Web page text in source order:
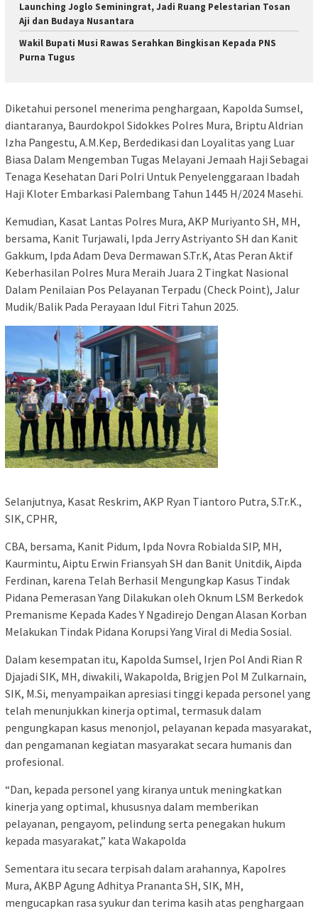
Launching Joglo Seminingrat, Jadi Ruang Pelestarian Tosan
Aji dan Budaya Nusantara
Wakil Bupati Musi Rawas Serahkan Bingkisan Kepada PNS
Purna Tugus
Diketahui personel menerima penghargaan, Kapolda Sumsel,
diantaranya, Baurdokpol Sidokkes Polres Mura, Briptu Aldrian
Izha Pangestu, A.M.Kep, Berdedikasi dan Loyalitas yang Luar
Biasa Dalam Mengemban Tugas Melayani Jemaah Haji Sebagai
Tenaga Kesehatan Dari Polri Untuk Penyelenggaraan Ibadah
Haji Kloter Embarkasi Palembang Tahun 1445 H/2024 Masehi.
Kemudian, Kasat Lantas Polres Mura, AKP Muriyanto SH, MH,
bersama, Kanit Turjawali, Ipda Jerry Astriyanto SH dan Kanit
Gakkum, Ipda Adam Deva Dermawan S.Tr.K, Atas Peran Aktif
Keberhasilan Polres Mura Meraih Juara 2 Tingkat Nasional
Dalam Penilaian Pos Pelayanan Terpadu (Check Point), Jalur
Mudik/Balik Pada Perayaan Idul Fitri Tahun 2025.
Selanjutnya, Kasat Reskrim, AKP Ryan Tiantoro Putra, S.Tr.K.,
SIK, CPHR,
CBA, bersama, Kanit Pidum, Ipda Novra Robialda SIP, MH,
Kaurmintu, Aiptu Erwin Friansyah SH dan Banit Unitdik, Aipda
Ferdinan, karena Telah Berhasil Mengungkap Kasus Tindak
Pidana Pemerasan Yang Dilakukan oleh Oknum LSM Berkedok
Premanisme Kepada Kades Y Ngadirejo Dengan Alasan Korban
Melakukan Tindak Pidana Korupsi Yang Viral di Media Sosial.
Dalam kesempatan itu, Kapolda Sumsel, Irjen Pol Andi Rian R
Djajadi SIK, MH, diwakili, Wakapolda, Brigjen Pol M Zulkarnain,
SIK, M.Si, menyampaikan apresiasi tinggi kepada personel yang
telah menunjukkan kinerja optimal, termasuk dalam
pengungkapan kasus menonjol, pelayanan kepada masyarakat,
dan pengamanan kegiatan masyarakat secara humanis dan
profesional.
“Dan, kepada personel yang kiranya untuk meningkatkan
kinerja yang optimal, khususnya dalam memberikan
pelayanan, pengayom, pelindung serta penegakan hukum
kepada masyarakat,” kata Wakapolda
Sementara itu secara terpisah dalam arahannya, Kapolres
Mura, AKBP Agung Adhitya Prananta SH, SIK, MH,
mengucapkan rasa syukur dan terima kasih atas penghargaan